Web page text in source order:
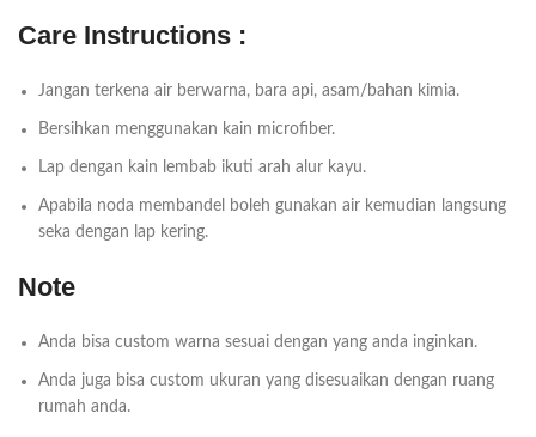
Care Instructions :
Jangan terkena air berwarna, bara api, asam/bahan kimia.
Bersihkan menggunakan kain microfiber.
Lap dengan kain lembab ikuti arah alur kayu.
Apabila noda membandel boleh gunakan air kemudian langsung
seka dengan lap kering.
Note
Anda bisa custom warna sesuai dengan yang anda inginkan.
Anda juga bisa custom ukuran yang disesuaikan dengan ruang
rumah anda.